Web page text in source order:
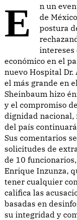
En un evento reciente en Yucatán, la presidenta
de
postura
intereses
económico en el
nuevo Hospital Dr.
el más grande en
Sheinbaum hizo
y el compromiso
dignidad nacional,
del país
Sus comentarios
solicitudes de
de 10
Enrique Inzunza,
tener cualquier
califica las
basadas en
su integridad y